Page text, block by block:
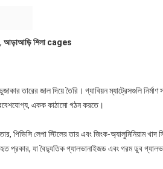
, আড়াআড়ি শিলা cages
তারের জাল দিয়ে তৈরি। গ্যাবিয়ন ম্যাট্রেসগুলি
একক কাঠামো গঠন করতে।
পিভিসি লেপা স্টিলের তার এবং জিংক-অ্যালুমিনিয়াম খাদ
প্রকার, যা বৈদ্যুতিক গ্যালভানাইজড এবং গরম ডুব